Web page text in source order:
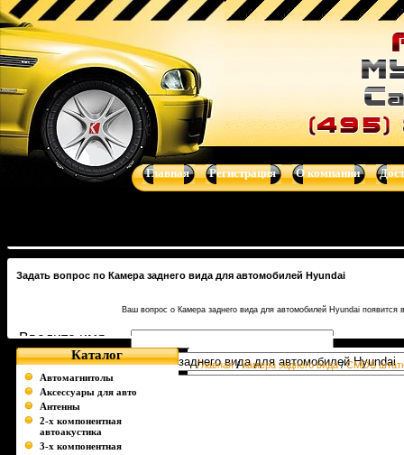
Купить Камера заднего вида для автомобилей Hyundai -
автотелевизоры, усилители, dvd-магнитолы, навигационные
Главная Регистрация О компании
Задать вопрос по Камера заднего вида для автомобилей Hyundai
Ваш вопрос о Камера заднего вида для автомобилей Hyundai
Введите имя
Тема вопроса
Текст вопроса
Каталог
Автомагнитолы
Аксессуары для авто
Антенны
2-х компонентная
автоакустика
3-х компонентная
Главная/Камера заднего вида/CMOS